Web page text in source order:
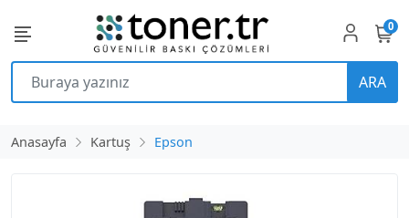
ARA
0
Anasayfa Kartuş Epson